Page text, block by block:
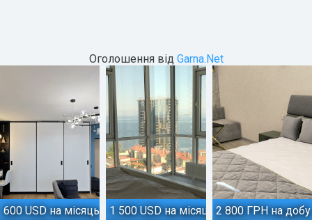
Оголошення від Garna.Net
600 USD на місяць
1 500 USD на місяць 2 800 ГРН на добу